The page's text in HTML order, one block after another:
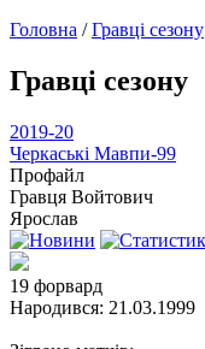
Головна /Гравці сезону
Гравці сезону
2019-20
Черкаські Мавпи-99
Профайл
Гравця Войтович
Ярослав
19 форвард
Народився: 21.03.1999